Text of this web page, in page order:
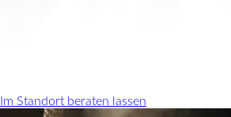
Im Standort beraten lassen